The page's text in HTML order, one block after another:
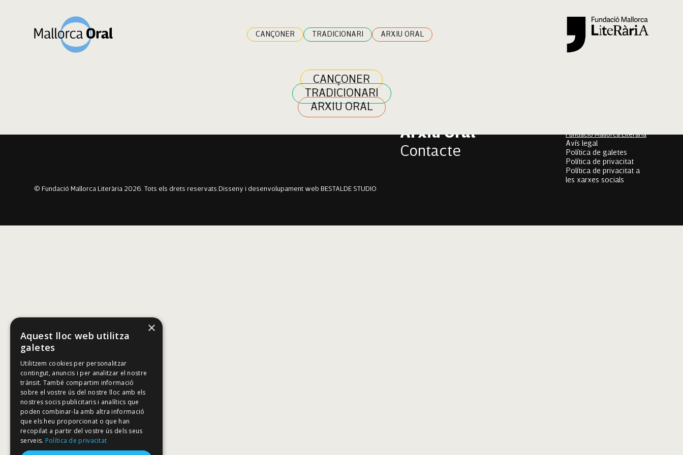
CANÇONER TRADICIONARI ARXIU ORAL
CANÇONER
TRADICIONARI
ARXIU ORAL
Marc Vaquer
Maria Magdalena Gayà Barceló
Arxiu Oral
Contacte
Fundació Mallorca Literària
Avís legal
Política de galetes
Política de privacitat
Política de privacitat a
les xarxes socials
© Fundació Mallorca Literària 2026. Tots els drets reservats. Disseny i desenvolupament web BESTALDE STUDIO
×
Aquest lloc web utilitza
galetes
Utilitzem cookies per personalitzar
contingut, anuncis i per analitzar el nostre
trànsit. També compartim informació
sobre el vostre ús del nostre lloc amb els
nostres socis publicitaris i analítics que
poden combinar-la amb altra informació
que els heu proporcionat o que han
recopilat a partir del vostre ús dels seus
serveis. Política de privacitat